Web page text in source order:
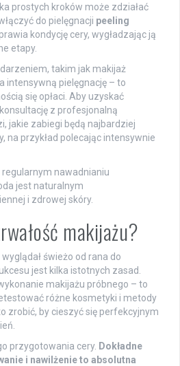
prostych kroków może zdziałać
do pielęgnacji peeling
kondycję cery, wygładzając ją
etapy.
takim jak makijaż
intensywną pielęgnację – to
się opłaci. Aby uzyskać
z profesjonalną
jakie zabiegi będą najbardziej
na przykład polecając intensywnie
nawadnianiu
jest naturalnym
i zdrowej skóry.
makijażu?
świeżo od rana do
jest kilka istotnych zasad.
makijażu próbnego – to
różne kosmetyki i metody
zrobić, by cieszyć się perfekcyjnym
przygotowania cery. Dokładne
i nawilżenie to absolutna